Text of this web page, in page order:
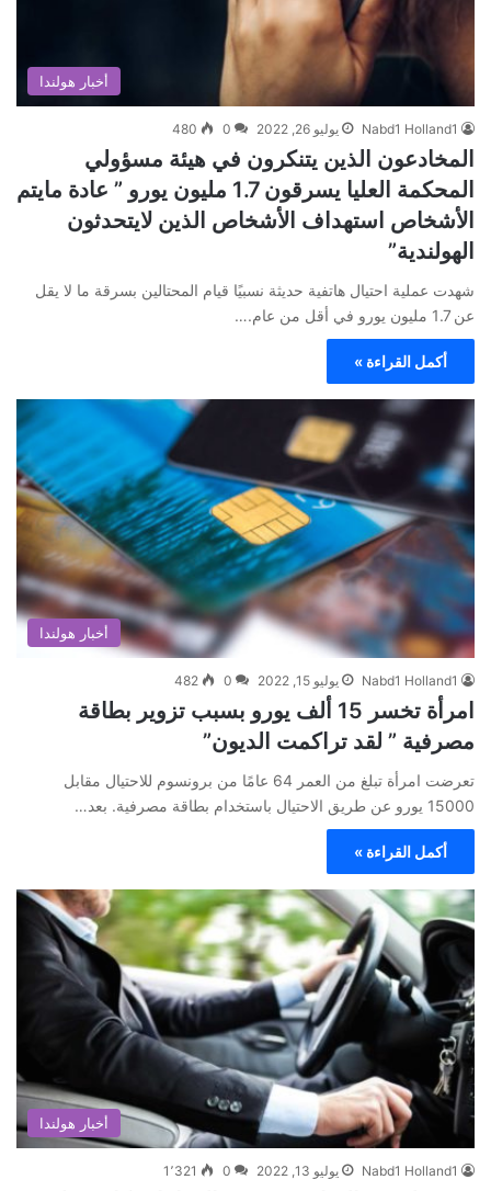
أخبار هولندا
Nabd1 Holland1 يوليو 26, 2022 0
480
المخادعون الذين يتنكرون في هيئة مسؤولي
المحكمة العليا يسرقون 1.7 مليون يورو ” عادة مايتم
الأشخاص استهداف الأشخاص الذين لايتحدثون
الهولندية”
شهدت عملية احتيال هاتفية حديثة نسبيًا قيام المحتالين بسرقة ما لا يقل
عن 1.7 مليون يورو في أقل من عام.…
أكمل القراءة »
أخبار هولندا
Nabd1 Holland1 يوليو 15, 2022 0
482
امرأة تخسر 15 ألف يورو بسبب تزوير بطاقة
مصرفية ” لقد تراكمت الديون”
تعرضت امرأة تبلغ من العمر 64 عامًا من برونسوم للاحتيال مقابل
15000 يورو عن طريق الاحتيال باستخدام بطاقة مصرفية. بعد…
أكمل القراءة »
أخبار هولندا
Nabd1 Holland1 يوليو 13, 2022 0 1٬321